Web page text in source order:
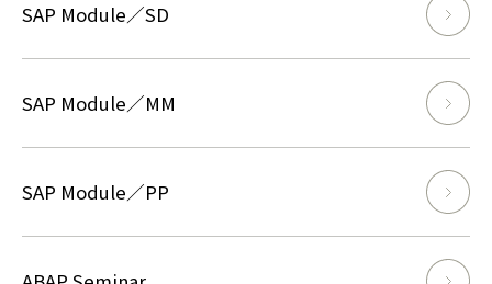
SAP Module／SD
SAP Module／MM
SAP Module／PP